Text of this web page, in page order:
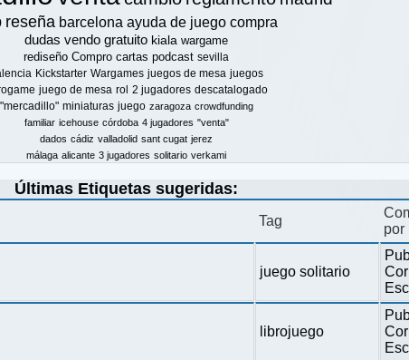
reseña barcelona ayuda de juego compra
dudas vendo gratuito kiala wargame
rediseño Compro cartas podcast sevilla
Kickstarter Wargames juegos de mesa juegos
juego de mesa rol 2 jugadores descatalogado
"mercadillo" miniaturas juego zaragoza crowdfunding
familiar icehouse córdoba 4 jugadores "venta"
dados cádiz valladolid sant cugat jerez
málaga alicante 3 jugadores solitario verkami
Últimas Etiquetas sugeridas:
Tag
por
juego solitario
librojuego